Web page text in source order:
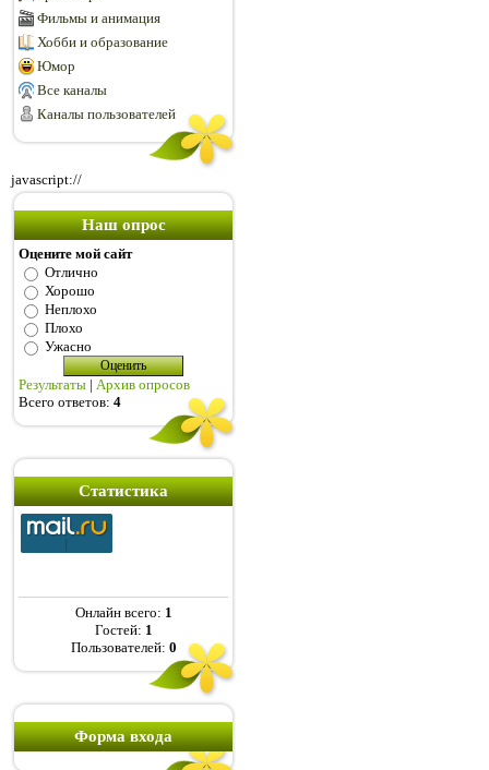
Фильмы и анимация
Хобби и образование
Юмор
Все каналы
Каналы пользователей
javascript://
Наш опрос
Оцените мой сайт
Отлично
Хорошо
Неплохо
Плохо
Ужасно
Результаты | Архив опросов
Всего ответов: 4
Статистика
Онлайн всего: 1
Гостей: 1
Пользователей: 0
Форма входа